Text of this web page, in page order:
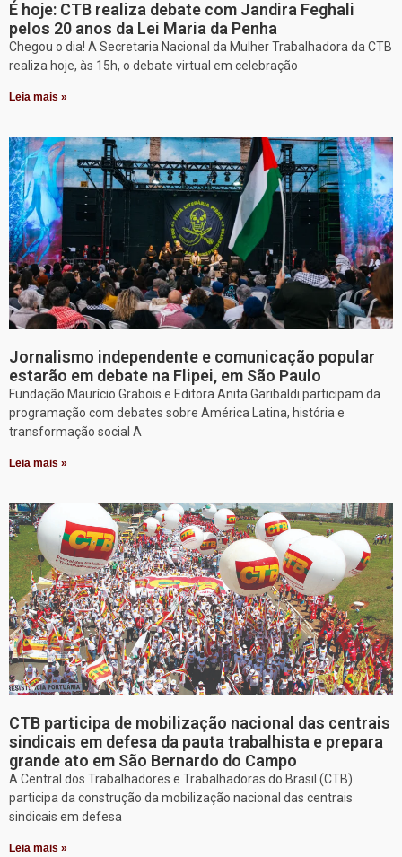
É hoje: CTB realiza debate com Jandira Feghali
pelos 20 anos da Lei Maria da Penha
Chegou o dia! A Secretaria Nacional da Mulher Trabalhadora da CTB
realiza hoje, às 15h, o debate virtual em celebração
Leia mais »
Jornalismo independente e comunicação popular
estarão em debate na Flipei, em São Paulo
Fundação Maurício Grabois e Editora Anita Garibaldi participam da
programação com debates sobre América Latina, história e
transformação social A
Leia mais »
CTB participa de mobilização nacional das centrais
sindicais em defesa da pauta trabalhista e prepara
grande ato em São Bernardo do Campo
A Central dos Trabalhadores e Trabalhadoras do Brasil (CTB)
participa da construção da mobilização nacional das centrais
sindicais em defesa
Leia mais »